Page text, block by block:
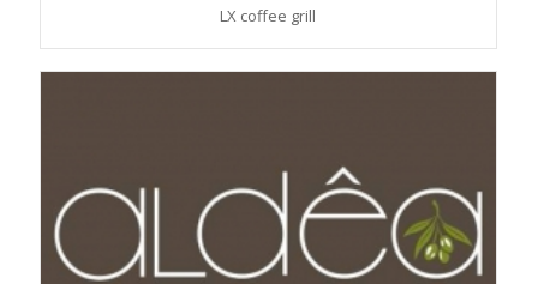
LX coffee grill